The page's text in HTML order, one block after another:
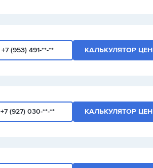
+7 (953) 491-**-** КАЛЬКУЛЯТОР ЦЕН
+7 (927) 030-**-** КАЛЬКУЛЯТОР ЦЕН